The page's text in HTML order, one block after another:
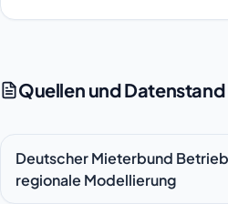
Quellen und Datenstand
Deutscher Mieterbund
regionale Modellierung